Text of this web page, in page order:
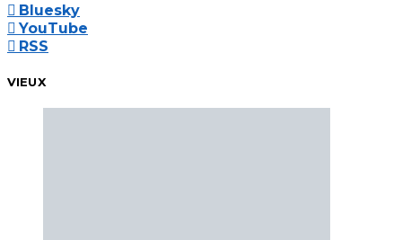
Bluesky
YouTube
RSS
VIEUX